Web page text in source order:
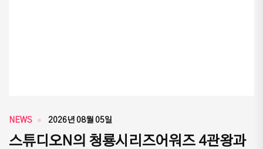
NEWS 2026년 08월 05일
스튜디오N의 청룡시리즈어워즈 4관왕과